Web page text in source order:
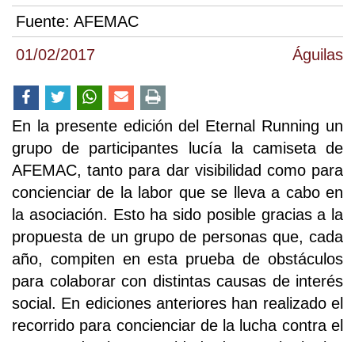
01/02/2017 Águilas
Fuente: AFEMAC
En la presente edición del Eternal Running un
grupo de participantes lucía la camiseta de
AFEMAC, tanto para dar visibilidad como para
concienciar de la labor que se lleva a cabo en
la asociación. Esto ha sido posible gracias a la
propuesta de un grupo de personas que, cada
año, compiten en esta prueba de obstáculos
para colaborar con distintas causas de interés
social. En ediciones anteriores han realizado el
recorrido para concienciar de la lucha contra el